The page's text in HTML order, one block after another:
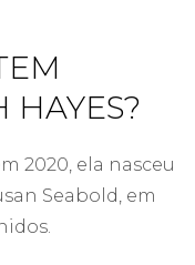
HAYES?
2020, ela nasceu
Seabold, em